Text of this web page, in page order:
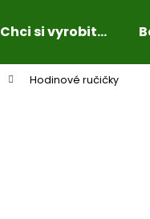
Chci si vyrobit...
Hodinové ručičky
Co